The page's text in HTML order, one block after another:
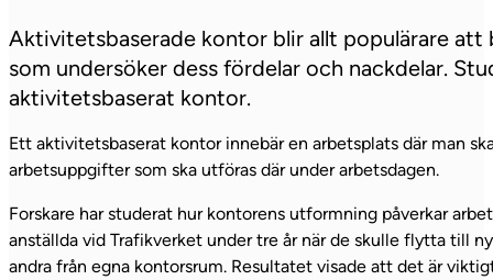
Aktivitetsbaserade kontor blir allt populärare
som undersöker dess fördelar och nackdelar.
aktivitetsbaserat kontor.
Ett aktivitetsbaserat kontor innebär en arbetsplats där man
arbetsuppgifter som ska utföras där under arbetsdagen.
Forskare har studerat hur kontorens utformning påverkar
anställda vid Trafikverket under tre år när de skulle flytta till
andra från egna kontorsrum. Resultatet visade att det är